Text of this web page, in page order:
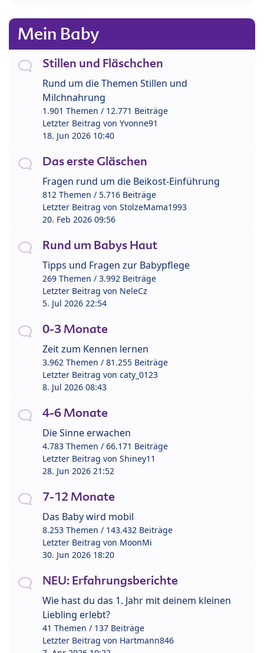
Mein Baby
Stillen und Fläschchen
Rund um die Themen Stillen und
Milchnahrung
1.901 Themen / 12.771 Beiträge
Letzter Beitrag von Yvonne91
18. Jun 2026 10:40
Das erste Gläschen
Fragen rund um die Beikost-Einführung
812 Themen / 5.716 Beiträge
Letzter Beitrag von StolzeMama1993
20. Feb 2026 09:56
Rund um Babys Haut
Tipps und Fragen zur Babypflege
269 Themen / 3.992 Beiträge
Letzter Beitrag von NeleCz
5. Jul 2026 22:54
0-3 Monate
Zeit zum Kennen lernen
3.962 Themen / 81.255 Beiträge
Letzter Beitrag von caty_0123
8. Jul 2026 08:43
4-6 Monate
Die Sinne erwachen
4.783 Themen / 66.171 Beiträge
Letzter Beitrag von Shiney11
28. Jun 2026 21:52
7-12 Monate
Das Baby wird mobil
8.253 Themen / 143.432 Beiträge
Letzter Beitrag von MoonMi
30. Jun 2026 18:20
NEU: Erfahrungsberichte
Wie hast du das 1. Jahr mit deinem kleinen
Liebling erlebt?
41 Themen / 137 Beiträge
Letzter Beitrag von Hartmann846